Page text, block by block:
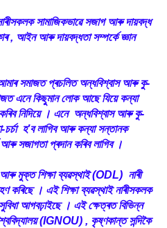
সামাজিকভাৱে সজাগ আৰু দায়বদ্ধ
, আইন আৰু দায়বদ্ধতা সম্পৰ্কে জ্ঞান
সমাজত প্ৰচলিত অন্ধবিশ্বাস আৰু কু-
এনে কিছুমান লোক আছে যিয়ে কন্যা
কৰিব নিদিয়ে । এনে অন্ধবিশ্বাস আৰু কু-
চৰ্চা হ’ব লাগিব আৰু কন্যা সন্তানক
আৰু সজাগতা প্ৰদান কৰিব লাগিব ।
শিক্ষা ব্যৱস্থাই (ODL) নাৰী
কৰিছে । এই শিক্ষা ব্যৱস্থাই নাৰীসকলক
আগবঢ়াইছে । এই ক্ষেত্ৰত বিভিন্ন
(IGNOU) , কৃষ্ণকান্ত সন্দিকৈ